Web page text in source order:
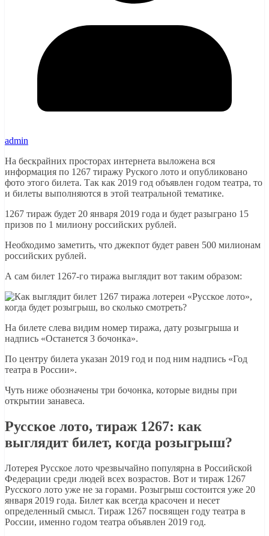
admin
На бескрайних просторах интернета выложена вся
информация по 1267 тиражу Руского лото и опубликовано
фото этого билета. Так как 2019 год объявлен годом театра, то
и билеты выполняются в этой театральной тематике.
1267 тираж будет 20 января 2019 года и будет разыграно 15
призов по 1 милиону российских рублей.
Необходимо заметить, что джекпот будет равен 500 милионам
российских рублей.
А сам билет 1267-го тиража выглядит вот таким образом:
На билете слева видим номер тиража, дату розыгрыша и
надпись «Останется 3 бочонка».
По центру билета указан 2019 год и под ним надпись «Год
театра в России».
Чуть ниже обозначены три бочонка, которые видны при
открытии занавеса.
Русское лото, тираж 1267: как
выглядит билет, когда розыгрыш?
Лотерея Русское лото чрезвычайно популярна в Российской
Федерации среди людей всех возрастов. Вот и тираж 1267
Русского лото уже не за горами. Розыгрыш состоится уже 20
января 2019 года. Билет как всегда красочен и несет
определенный смысл. Тираж 1267 посвящен году театра в
России, именно годом театра объявлен 2019 год.